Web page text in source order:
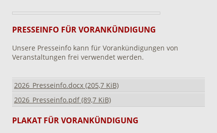
PRESSEINFO FÜR VORANKÜNDIGUNG
Unsere Presseinfo kann für Vorankündigungen von
Veranstaltungen frei verwendet werden.
2026_Presseinfo.docx (205,7 KiB)
2026_Presseinfo.pdf(89,7 KiB)
PLAKAT FÜR VORANKÜNDIGUNG